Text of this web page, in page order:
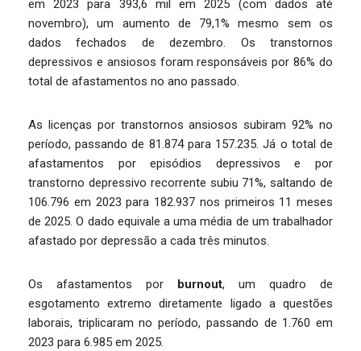
em 2023 para 393,6 mil em 2025 (com dados até
novembro), um aumento de 79,1% mesmo sem os
dados fechados de dezembro. Os transtornos
depressivos e ansiosos foram responsáveis por 86% do
total de afastamentos no ano passado.
As licenças por transtornos ansiosos subiram 92% no
período, passando de 81.874 para 157.235. Já o total de
afastamentos por episódios depressivos e por
transtorno depressivo recorrente subiu 71%, saltando de
106.796 em 2023 para 182.937 nos primeiros 11 meses
de 2025. O dado equivale a uma média de um trabalhador
afastado por depressão a cada três minutos.
Os afastamentos por burnout, um quadro de
esgotamento extremo diretamente ligado a questões
laborais, triplicaram no período, passando de 1.760 em
2023 para 6.985 em 2025.